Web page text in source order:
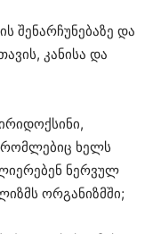
შენარჩუნებაზე და
კანისა და
რომლებიც ხელს
ნერვულ
ორგანიზმში;